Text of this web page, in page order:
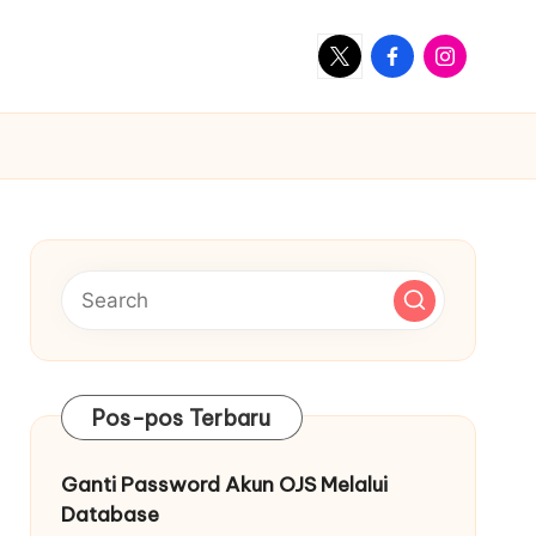
X FacebookInstagram
Pos-pos Terbaru
Ganti Password Akun OJS Melalui
Database